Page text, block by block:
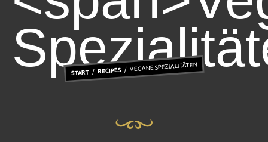
START RECIPES VEGANE SPEZIALITÄTEN